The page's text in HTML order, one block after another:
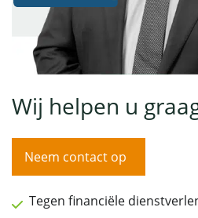
Wij helpen u
Neem contact op
Tegen financiële